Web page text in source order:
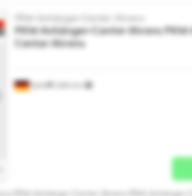
Stuhr
PKW-Anhänger-Center Ahrens
PKW-Anhänger-Center Ahrens
Center Ahrens
PKW-Anhänger-Center Ahrens PKW-